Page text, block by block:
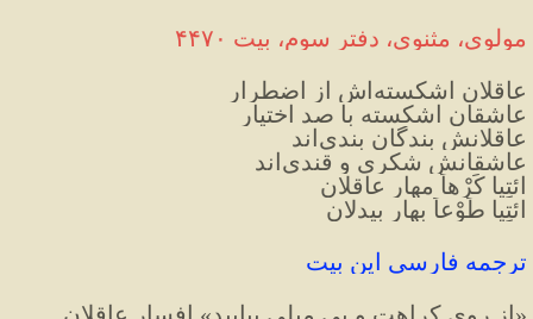
مولوی، مثنوی، دفتر سوم، بیت ۴۴۷۰
عاقلان اشکسته‌اش از اضطرار
عاشقان اشکسته با صد اختیار
عاقلانش بندگان بندی‌اند
عاشقانش شکری و قندی‌اند
ائتِیا کَرْهاً مهار عاقلان
ائتِیا طَوْعاً بهار بیدلان
ترجمه فارسی این بیت